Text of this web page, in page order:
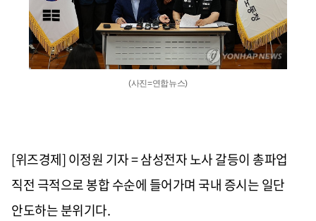
(사진=연합뉴스)
[위즈경제] 이정원 기자 = 삼성전자 노사 갈등이 총파업
직전 극적으로 봉합 수순에 들어가며 국내 증시는 일단
안도하는 분위기다.